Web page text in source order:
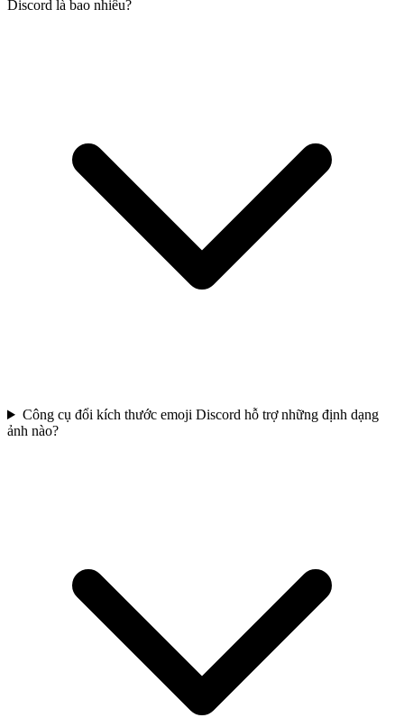
Discord là bao nhiêu?
Công cụ đổi kích thước emoji Discord hỗ trợ những định dạng
ảnh nào?